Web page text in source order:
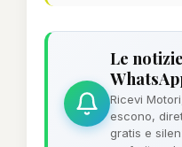
Le
Ricevi
escono,
gratis e